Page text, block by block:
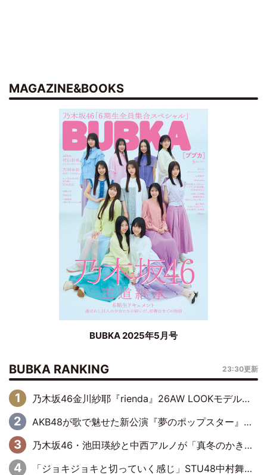
MAGAZINE&BOOKS
BUBKA 2025年5月号
BUBKA RANKING 23:30更新
乃木坂46金川紗耶『rienda』26AW LOOKモデルに就任
AKB48が歌で魅せた新公演『夢のポップスター』 初日から全身全霊のステージ
乃木坂46・池田瑛紗と中西アルノが「真冬のかき氷」騒動で火花散らす！ 因縁の裏にあるのは、逆境をともに“凌”ぐ似た者同士の絆
「ジョキジョキと切っていく感じ」STU48中村舞、新しい挑戦は自らの手で